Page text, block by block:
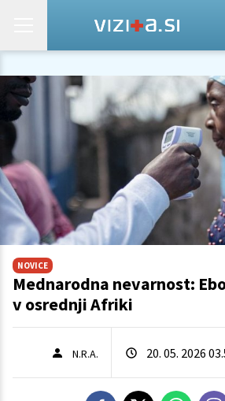
NOVICE
Mednarodna nevarnost:
v osrednji Afriki
N.R.A. 20. 05. 2026